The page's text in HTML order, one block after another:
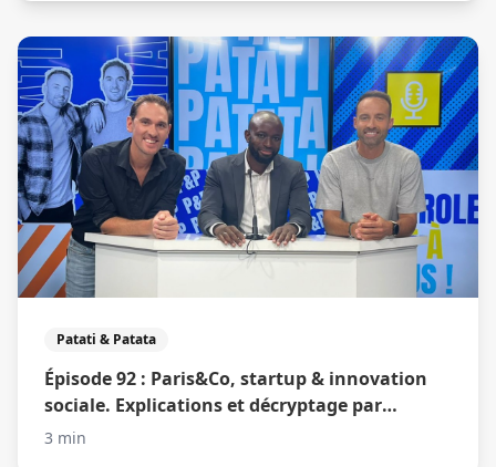
Patati & Patata
Épisode 92 : Paris&Co, startup & innovation
sociale. Explications et décryptage par
Mamadou Cissokho
3 min